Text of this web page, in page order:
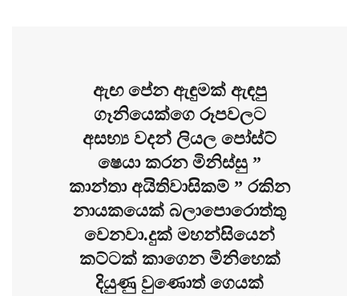
ඇඟ පේන ඇඳුමක් ඇඳපු
ගෑනියෙක්ගෙ රූපවලට
අසභ්‍ය වදන් ලියල පෝස්ට්
ෂෙයා කරන මිනිස්සු ”
කාන්තා අයිතිවාසිකම් ” රකින
නායකයෙක් බලාපොරොත්තු
වෙනවා.දුක් මහන්සියෙන්
කට්ටක් කාගෙන මිනිහෙක්
දියුණු වුණොත් ගෙයක්